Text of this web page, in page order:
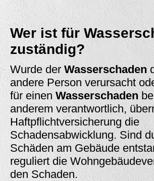
Wer ist für
zuständig?
Wurde der Wasserschaden
andere Person verursacht
für einenWasserschaden
anderem verantwortlich,
Haftpflichtversicherung die
Schadensabwicklung. Sind
Schäden am Gebäude
reguliert die
den Schaden.